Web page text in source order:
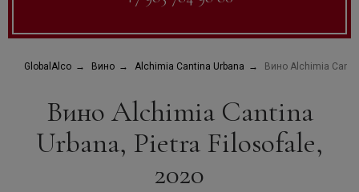
GlobalAlco Вино Alchimia Cantina Urbana Вино Alchimia
Вино Alchimia Cantina
Urbana, Pietra Filosofale,
2020